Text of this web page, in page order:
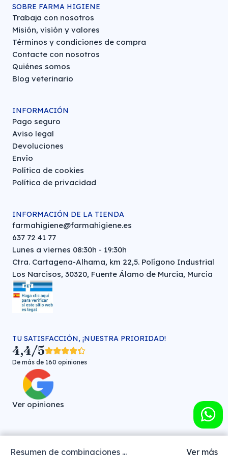
Resumen de combinaciones ... Ver más
SOBRE FARMA HIGIENE
Trabaja con nosotros
Misión, visión y valores
Términos y condiciones de compra
Contacte con nosotros
Quiénes somos
Blog veterinario
INFORMACIÓN
Pago seguro
Aviso legal
Devoluciones
Envío
Política de cookies
Política de privacidad
INFORMACIÓN DE LA TIENDA
farmahigiene@farmahigiene.es
637 72 41 77
Lunes a viernes 08:30h - 19:30h
Ctra. Cartagena-Alhama, km 22,5. Polígono Industrial
Los Narcisos, 30320, Fuente Álamo de Murcia, Murcia
TU SATISFACCIÓN, ¡NUESTRA PRIORIDAD!
4,4/5
De más de 160 opiniones
Ver opiniones